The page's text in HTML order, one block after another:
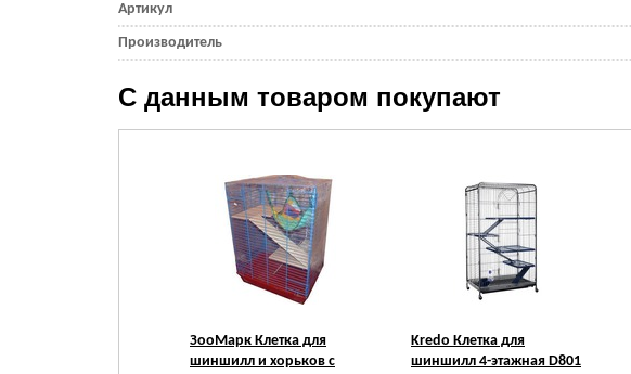
Артикул
Производитель
С данным товаром покупают
ЗооМарк Клетка для
шиншилл и хорьков с
Kredo Клетка для
шиншилл 4-этажная D801